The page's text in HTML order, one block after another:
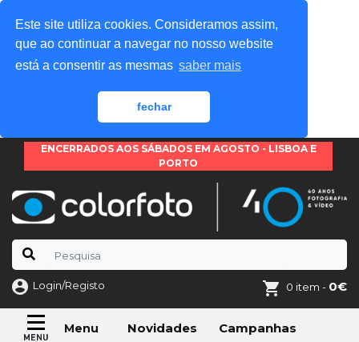
Este site utiliza cookies. Consideramos assim,
que ao continuar a navegar no nosso website
está a consentir as mesmas saber mais
fechar
ENCERRADOS AOS SÁBADOS EM AGOSTO - LISBOA E
PORTO
Login/Registo 0 item - 0€
Menu Novidades Campanhas